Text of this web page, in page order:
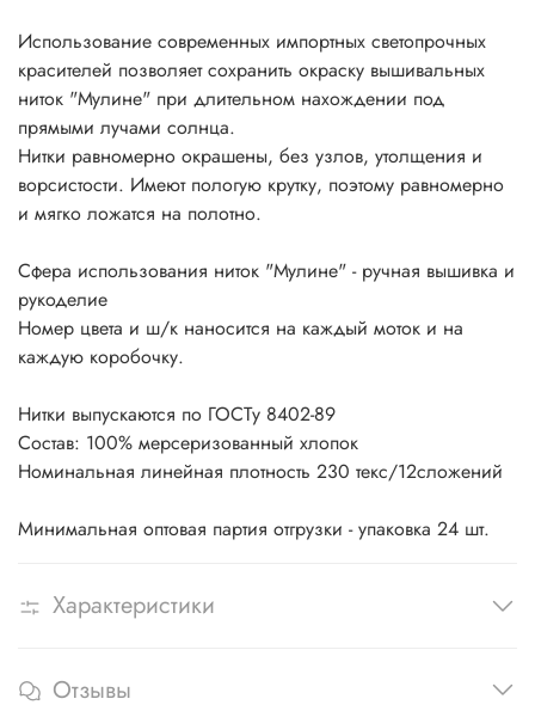
Использование современных импортных светопрочных
красителей позволяет сохранить окраску вышивальных
ниток "Мулине" при длительном нахождении под
прямыми лучами солнца.
Нитки равномерно окрашены, без узлов, утолщения и
ворсистости. Имеют пологую крутку, поэтому равномерно
и мягко ложатся на полотно.
Сфера использования ниток "Мулине" - ручная вышивка и
рукоделие
Номер цвета и ш/к наносится на каждый моток и на
каждую коробочку.
Нитки выпускаются по ГОСТу 8402-89
Состав: 100% мерсеризованный хлопок
Номинальная линейная плотность 230 текс/12сложений
Минимальная оптовая партия отгрузки - упаковка 24 шт.
Характеристики
Отзывы